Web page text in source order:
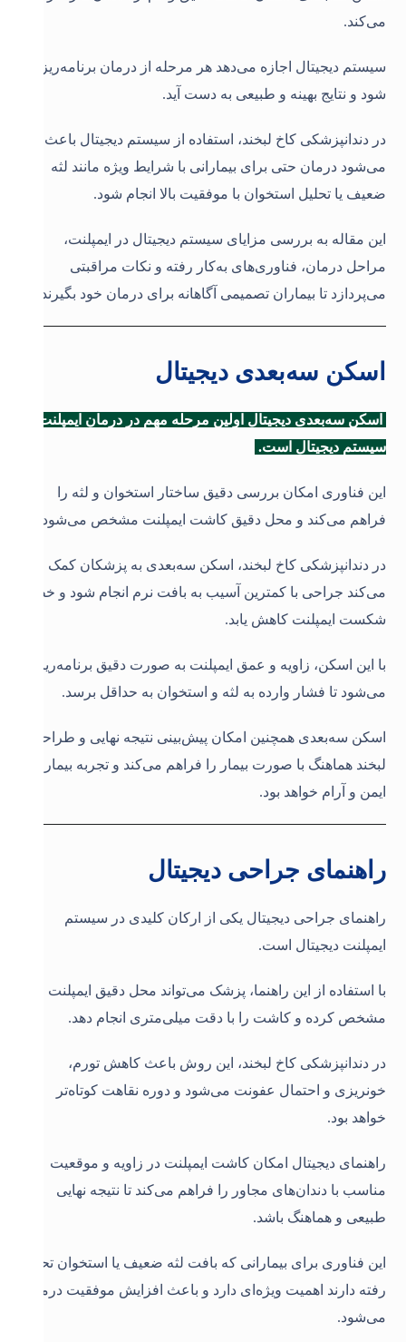
می‌کند.
سیستم دیجیتال اجازه می‌دهد هر مرحله از درمان برنامه‌ریزی
شود و نتایج بهینه و طبیعی به دست آید.
در دندانپزشکی کاخ لبخند، استفاده از سیستم دیجیتال باعث
می‌شود درمان حتی برای بیمارانی با شرایط ویژه مانند لثه
ضعیف یا تحلیل استخوان با موفقیت بالا انجام شود.
این مقاله به بررسی مزایای سیستم دیجیتال در ایمپلنت،
مراحل درمان، فناوری‌های به‌کار رفته و نکات مراقبتی
می‌پردازد تا بیماران تصمیمی آگاهانه برای درمان خود بگیرند.
اسکن سه‌بعدی دیجیتال
اسکن سه‌بعدی دیجیتال اولین مرحله مهم در درمان ایمپلنت با
سیستم دیجیتال است.
این فناوری امکان بررسی دقیق ساختار استخوان و لثه را
فراهم می‌کند و محل دقیق کاشت ایمپلنت مشخص می‌شود.
در دندانپزشکی کاخ لبخند، اسکن سه‌بعدی به پزشکان کمک
می‌کند جراحی با کمترین آسیب به بافت نرم انجام شود و خطر
شکست ایمپلنت کاهش یابد.
با این اسکن، زاویه و عمق ایمپلنت به صورت دقیق برنامه‌ریزی
می‌شود تا فشار وارده به لثه و استخوان به حداقل برسد.
اسکن سه‌بعدی همچنین امکان پیش‌بینی نتیجه نهایی و طراحی
لبخند هماهنگ با صورت بیمار را فراهم می‌کند و تجربه بیمار
ایمن و آرام خواهد بود.
راهنمای جراحی دیجیتال
راهنمای جراحی دیجیتال یکی از ارکان کلیدی در سیستم
ایمپلنت دیجیتال است.
با استفاده از این راهنما، پزشک می‌تواند محل دقیق ایمپلنت را
مشخص کرده و کاشت را با دقت میلی‌متری انجام دهد.
در دندانپزشکی کاخ لبخند، این روش باعث کاهش تورم،
خونریزی و احتمال عفونت می‌شود و دوره نقاهت کوتاه‌تر
خواهد بود.
راهنمای دیجیتال امکان کاشت ایمپلنت در زاویه و موقعیت
مناسب با دندان‌های مجاور را فراهم می‌کند تا نتیجه نهایی
طبیعی و هماهنگ باشد.
این فناوری برای بیمارانی که بافت لثه ضعیف یا استخوان تحلیل
رفته دارند اهمیت ویژه‌ای دارد و باعث افزایش موفقیت درمان
می‌شود.